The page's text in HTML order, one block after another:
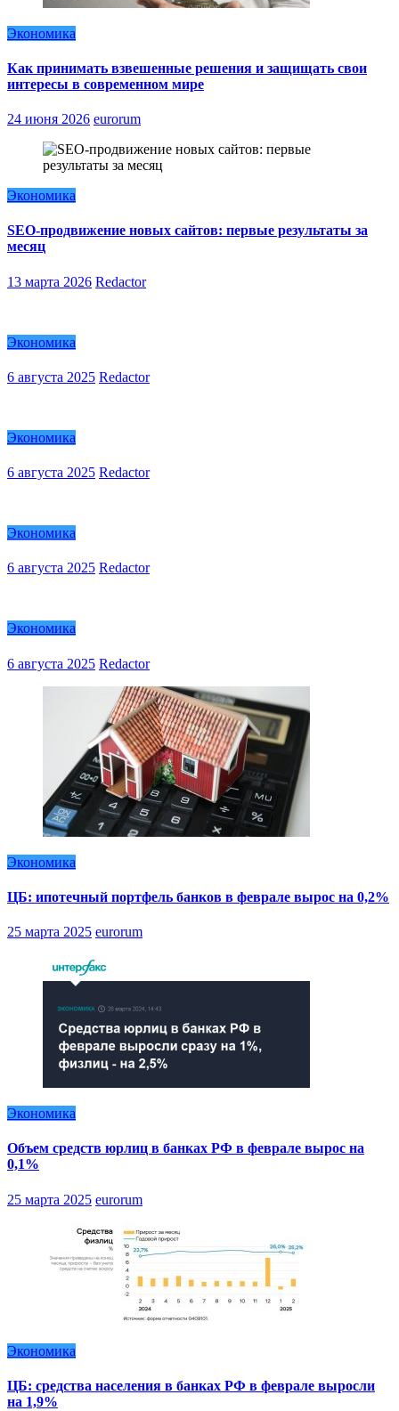
Экономика
Как принимать взвешенные решения и защищать свои
интересы в современном мире
24 июня 2026 eurorum
Экономика
SEO-продвижение новых сайтов: первые результаты за
месяц
13 марта 2026 Redactor
Экономика
6 августа 2025 Redactor
Экономика
6 августа 2025 Redactor
Экономика
6 августа 2025 Redactor
Экономика
6 августа 2025 Redactor
Экономика
ЦБ: ипотечный портфель банков в феврале вырос на 0,2%
25 марта 2025 eurorum
Экономика
Объем средств юрлиц в банках РФ в феврале вырос на
0,1%
25 марта 2025 eurorum
Экономика
ЦБ: средства населения в банках РФ в феврале выросли
на 1,9%